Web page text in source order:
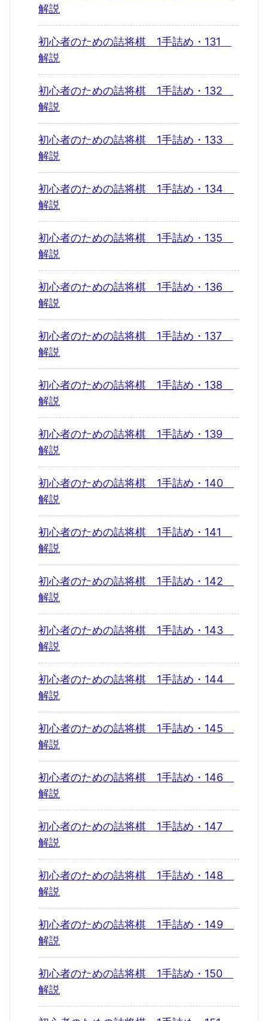
解説
初心者のための詰将棋 1手詰め・131
解説
初心者のための詰将棋 1手詰め・132
解説
初心者のための詰将棋 1手詰め・133
解説
初心者のための詰将棋 1手詰め・134
解説
初心者のための詰将棋 1手詰め・135
解説
初心者のための詰将棋 1手詰め・136
解説
初心者のための詰将棋 1手詰め・137
解説
初心者のための詰将棋 1手詰め・138
解説
初心者のための詰将棋 1手詰め・139
解説
初心者のための詰将棋 1手詰め・140
解説
初心者のための詰将棋 1手詰め・141
解説
初心者のための詰将棋 1手詰め・142
解説
初心者のための詰将棋 1手詰め・143
解説
初心者のための詰将棋 1手詰め・144
解説
初心者のための詰将棋 1手詰め・145
解説
初心者のための詰将棋 1手詰め・146
解説
初心者のための詰将棋 1手詰め・147
解説
初心者のための詰将棋 1手詰め・148
解説
初心者のための詰将棋 1手詰め・149
解説
初心者のための詰将棋 1手詰め・150
解説